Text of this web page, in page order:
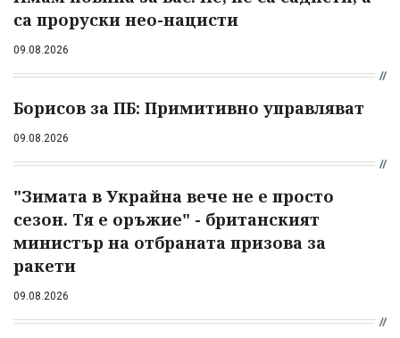
са проруски нео-нацисти
09.08.2026
Борисов за ПБ: Примитивно управляват
09.08.2026
"Зимата в Украйна вече не е просто
сезон. Тя е оръжие" - британският
министър на отбраната призова за
ракети
09.08.2026